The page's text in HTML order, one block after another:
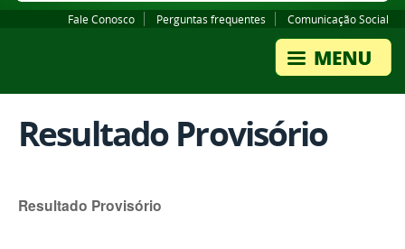
Fale Conosco Perguntas frequentes Comunicação Social
Resultado Provisório
Resultado Provisório